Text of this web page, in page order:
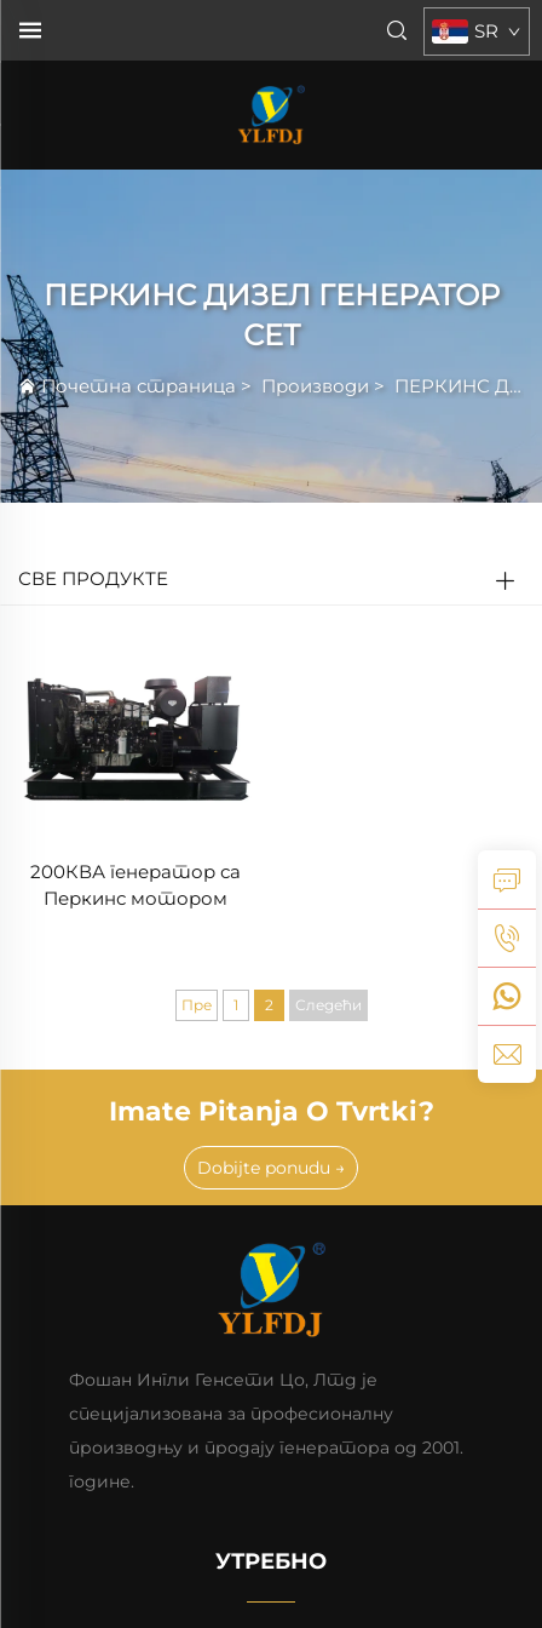
SR
ПЕРКИНС ДИЗЕЛ ГЕНЕРАТОР
СЕТ
Почетна страница> Производи> ПЕРКИНС ДИЗЕЛ ГЕНЕРАТОР СЕТ
СВЕ ПРОДУКТЕ
200КВА генератор са
Перкинс мотором
Пре 1 2 Следећи
Imate Pitanja O Tvrtki?
Dobijte ponudu →
Фошан Ингли Генсети Цо, Лтд је
специјализована за професионалну
производњу и продају генератора од 2001.
године.
УТРЕБНО